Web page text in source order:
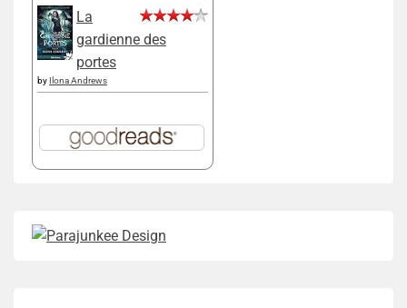
La
gardienne des
portes
by Ilona Andrews